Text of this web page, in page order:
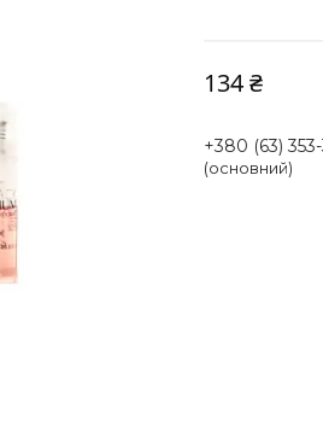
134 ₴
+380 (63)
(основний)